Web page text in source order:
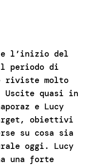
e l’inizio del
periodo di
riviste molto
quasi in
e Lucy
obiettivi
su cosa sia
oggi. Lucy
una forte